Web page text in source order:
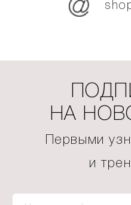
НА
Первыми
и